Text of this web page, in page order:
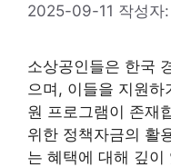
2025-09-11 작성자:
소상공인들은 한국
으며, 이들을 지원
원 프로그램이 존재
위한 정책자금의 활
는 혜택에 대해 깊이